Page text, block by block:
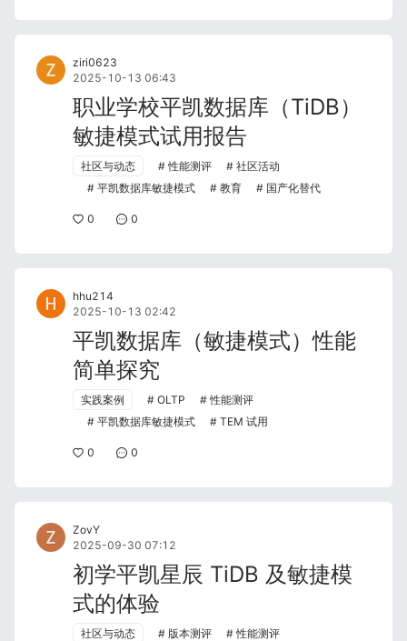
ziri0623
2025-10-13 06:43
职业学校平凯数据库（TiDB）
敏捷模式试用报告
社区与动态 性能测评
社区活动
平凯数据库敏捷模式
教育 国产化替代
0 0
hhu214
2025-10-13 02:42
平凯数据库（敏捷模式）性能
简单探究
实践案例 OLTP
性能测评
平凯数据库敏捷模式
TEM 试用
0 0
ZovY
2025-09-30 07:12
初学平凯星辰 TiDB 及敏捷模
式的体验
社区与动态 版本测评
性能测评